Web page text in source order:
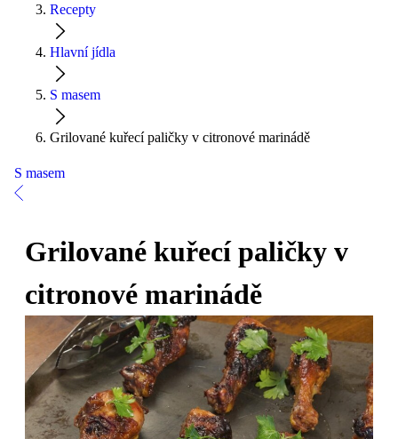
Recepty
Hlavní jídla
S masem
Grilované kuřecí paličky v citronové marinádě
S masem
Grilované kuřecí paličky v
citronové marinádě